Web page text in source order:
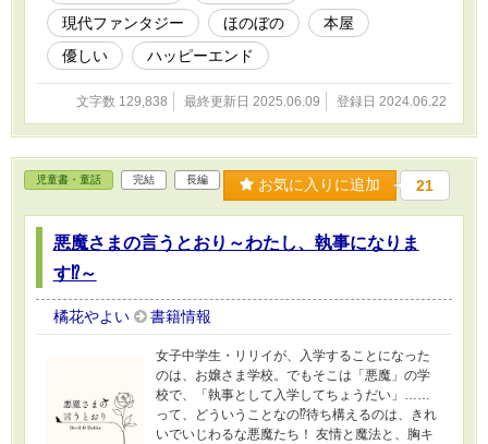
現代ファンタジー
ほのぼの
本屋
優しい
ハッピーエンド
文字数 129,838 最終更新日 2025.06.09 登録日 2024.06.22
児童書・童話 完結 長編 お気に入りに追加 21
悪魔さまの言うとおり～わたし、執事になりま
す⁉︎～
橘花やよい 書籍情報
女子中学生・リリイが、入学することになった
のは、お嬢さま学校。でもそこは「悪魔」の学
校で、「執事として入学してちょうだい」……
って、どういうことなの⁉待ち構えるのは、きれ
いでいじわるな悪魔たち！ 友情と魔法と、胸キ